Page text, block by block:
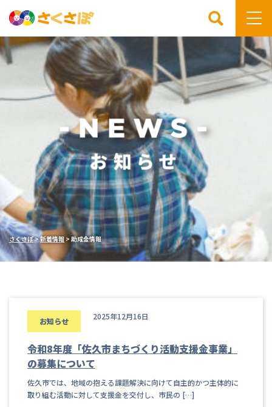
検索
さくさぽ>新着情報> 助成金情報
お知らせ 2025年12月16日
令和8年度「佐久市まちづくり活動支援金事業」
の募集について
佐久市では、地域の抱える課題解決に向けて自主的かつ主体的に
取り組む活動に対して支援金を交付し、市民の […]